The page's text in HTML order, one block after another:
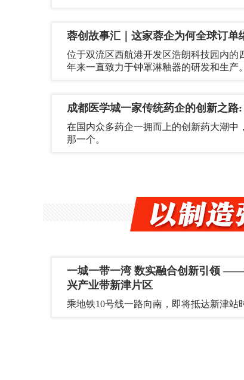
蓉创故事汇｜这家蓉企为何全球订单
位于双流区西航港开发区浩朗科技园内的
年来一直致力于钟罩淋釉器的研发和生产。
成都医学城一家传统药企的创新之路
在国内众多药企一拥而上的创新药大潮中
那一个。
一城一带一湾 数实融合创新引领
兴产业带新津片区
乘地铁10号线一路向南，即将抵达新津站